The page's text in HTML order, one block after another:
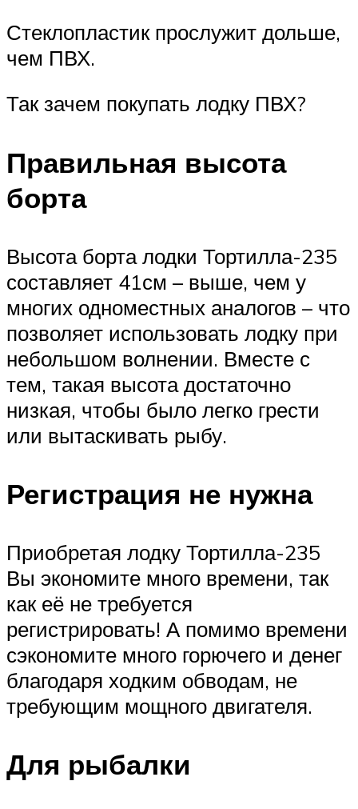
Стеклопластик прослужит дольше,
чем ПВХ.
Так зачем покупать лодку ПВХ?
Правильная высота
борта
Высота борта лодки Тортилла-235
составляет 41см – выше, чем у
многих одноместных аналогов – что
позволяет использовать лодку при
небольшом волнении. Вместе с
тем, такая высота достаточно
низкая, чтобы было легко грести
или вытаскивать рыбу.
Регистрация не нужна
Приобретая лодку Тортилла-235
Вы экономите много времени, так
как её не требуется
регистрировать! А помимо времени
сэкономите много горючего и денег
благодаря ходким обводам, не
требующим мощного двигателя.
Для рыбалки